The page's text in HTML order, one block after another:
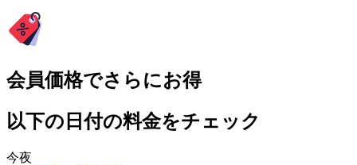
会員価格でさらにお得
以下の日付の料金をチェック
今夜